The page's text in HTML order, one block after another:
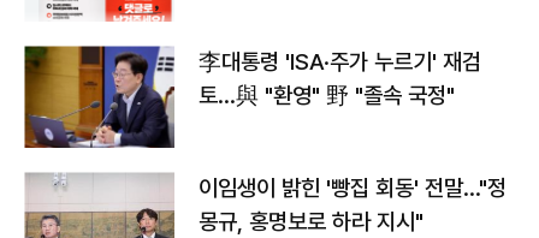
李대통령 'ISA·주가 누르기' 재검
토…與 "환영" 野 "졸속 국정"
이임생이 밝힌 '빵집 회동' 전말…"정
몽규, 홍명보로 하라 지시"